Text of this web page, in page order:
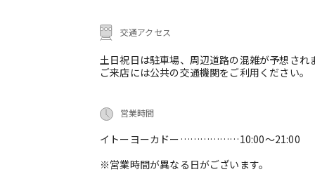
交通アクセス
土日祝日は駐車場、周辺道路の混雑が予想され
ご来店には公共の交通機関をご利用ください。
営業時間
イトーヨーカドー………………10:00～21:00
※営業時間が異なる日がございます。